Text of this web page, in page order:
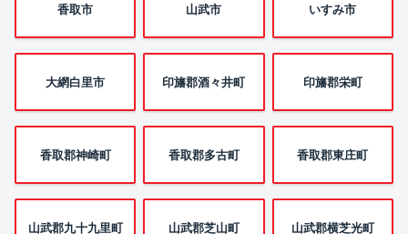
香取市 山武市 いすみ市
大網白里市 印旛郡酒々井町 印旛郡栄町
香取郡神崎町 香取郡多古町 香取郡東庄町
山武郡九十九里町 山武郡芝山町 山武郡横芝光町